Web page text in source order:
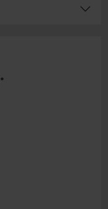
*